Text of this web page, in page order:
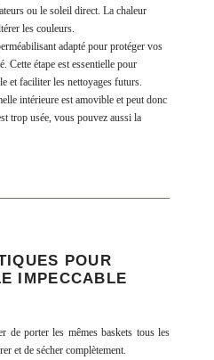
ou le soleil direct. La chaleur
les couleurs.
adapté pour protéger vos
Cette étape est essentielle pour
et faciliter les nettoyages futurs.
intérieure est amovible et peut donc
trop usée, vous pouvez aussi la
POUR
IMPECCABLE
de porter les mêmes baskets tous les
et de sécher complètement.